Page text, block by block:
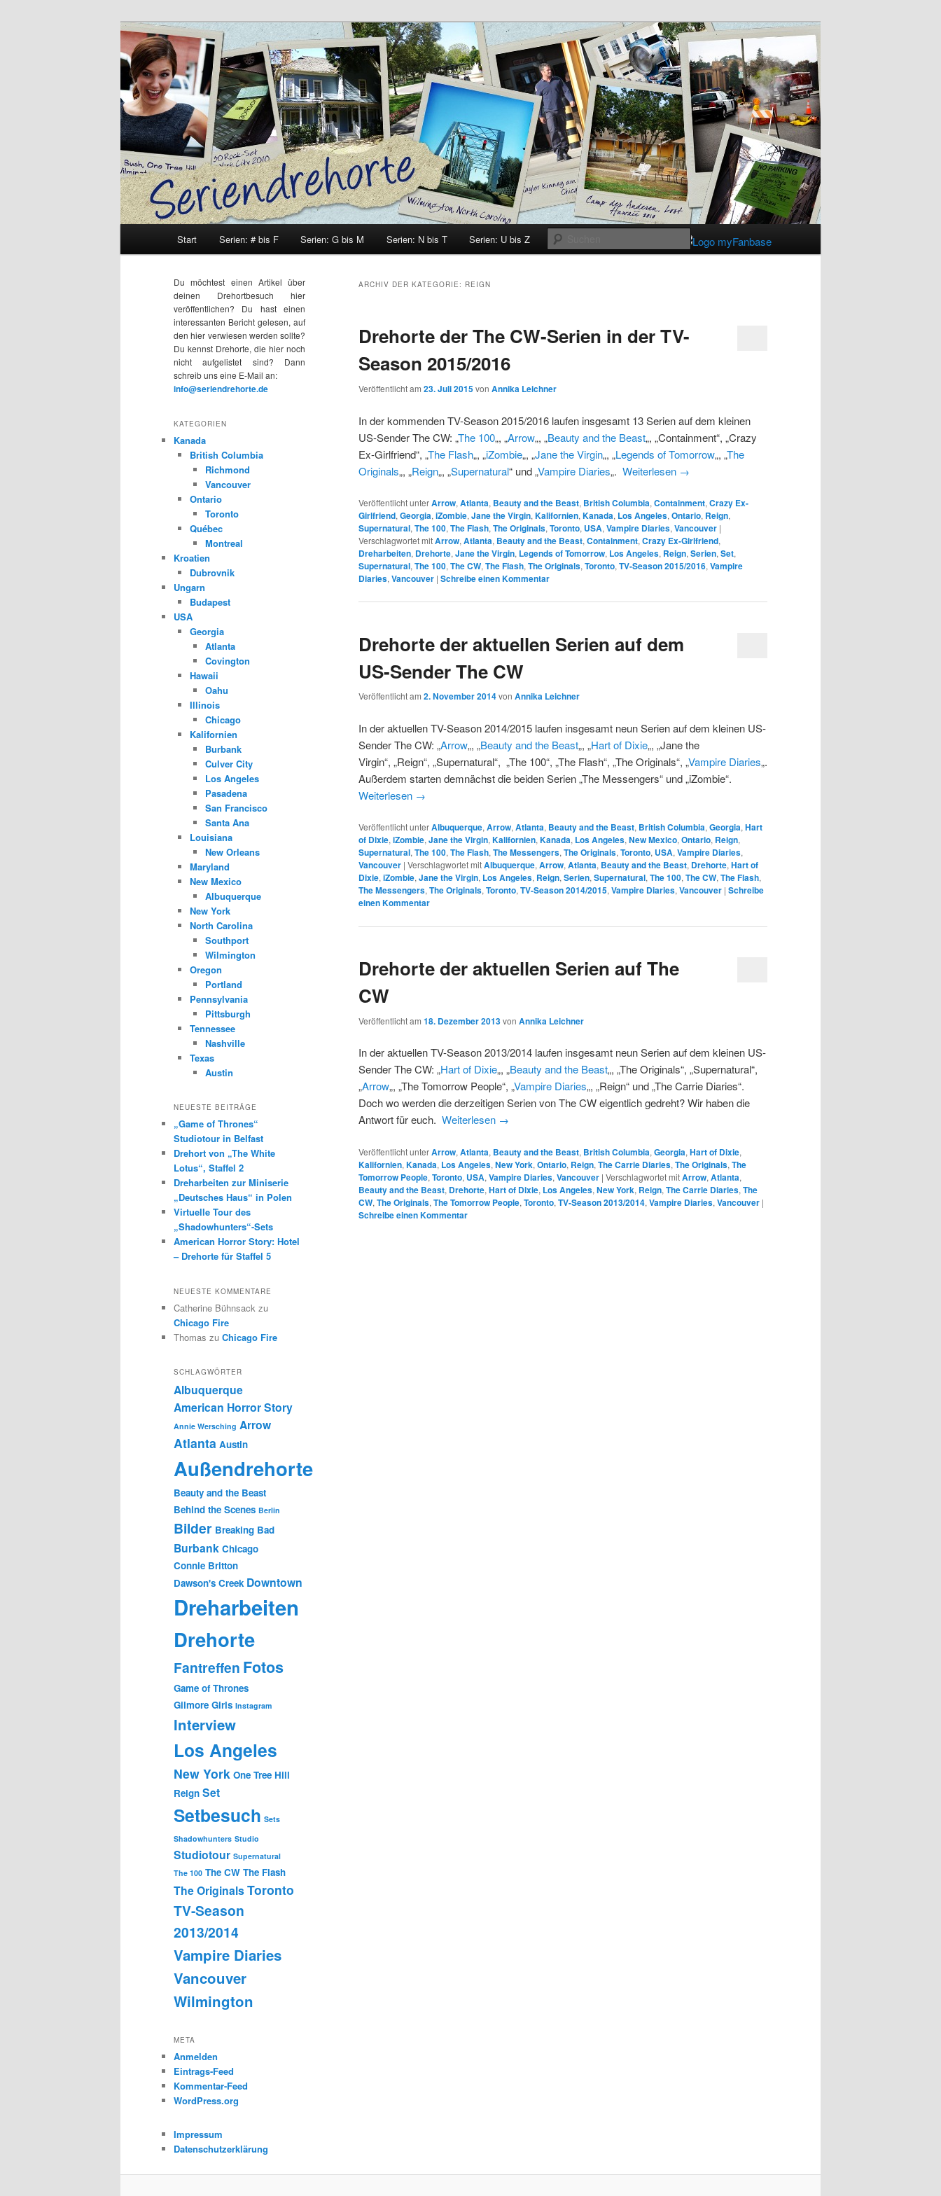
Seriendrehorte
Suchen
Start Serien: # bis F Serien: G bis M Serien: N bis T Serien: U bis Z
ARCHIV DER KATEGORIE: REIGN
Drehorte der The CW-Serien in der TV-
Season 2015/2016
Veröffentlicht am 23. Juli 2015von Annika Leichner
In der kommenden TV-Season 2015/2016 laufen insgesamt 13 Serien auf dem kleinen
US-Sender The CW: „The 100„, „Arrow„, „Beauty and the Beast„, „Containment“, „Crazy
Ex-Girlfriend“, „The Flash„, „iZombie„, „Jane the Virgin„, „Legends of Tomorrow„, „The
Originals„, „Reign„, „Supernatural“ und „Vampire Diaries„. Weiterlesen →
Veröffentlicht unterArrow, Atlanta, Beauty and the Beast, British Columbia, Containment, Crazy Ex-
Girlfriend, Georgia, iZombie, Jane the Virgin, Kalifornien, Kanada, Los Angeles, Ontario, Reign,
Supernatural, The 100, The Flash, The Originals, Toronto, USA, Vampire Diaries, Vancouver |
Verschlagwortet mitArrow, Atlanta, Beauty and the Beast, Containment, Crazy Ex-Girlfriend,
Dreharbeiten, Drehorte, Jane the Virgin, Legends of Tomorrow, Los Angeles, Reign, Serien, Set,
Supernatural, The 100, The CW, The Flash, The Originals, Toronto, TV-Season 2015/2016, Vampire
Diaries, Vancouver | Schreibe einen Kommentar
Drehorte der aktuellen Serien auf dem
US-Sender The CW
Veröffentlicht am 2. November 2014von Annika Leichner
In der aktuellen TV-Season 2014/2015 laufen insgesamt neun Serien auf dem kleinen US-
Sender The CW: „Arrow„, „Beauty and the Beast„, „Hart of Dixie„, „Jane the
Virgin“, „Reign“, „Supernatural“, „The 100“, „The Flash“, „The Originals“, „Vampire Diaries„.
Außerdem starten demnächst die beiden Serien „The Messengers“ und „iZombie“.
Weiterlesen →
Veröffentlicht unterAlbuquerque, Arrow, Atlanta, Beauty and the Beast, British Columbia, Georgia, Hart
of Dixie, iZombie, Jane the Virgin, Kalifornien, Kanada, Los Angeles, New Mexico, Ontario, Reign,
Supernatural, The 100, The Flash, The Messengers, The Originals, Toronto, USA, Vampire Diaries,
Vancouver | Verschlagwortet mitAlbuquerque, Arrow, Atlanta, Beauty and the Beast, Drehorte, Hart of
Dixie, iZombie, Jane the Virgin, Los Angeles, Reign, Serien, Supernatural, The 100, The CW, The Flash,
The Messengers, The Originals, Toronto, TV-Season 2014/2015, Vampire Diaries, Vancouver | Schreibe
einen Kommentar
Drehorte der aktuellen Serien auf The
CW
Veröffentlicht am 18. Dezember 2013von Annika Leichner
In der aktuellen TV-Season 2013/2014 laufen insgesamt neun Serien auf dem kleinen US-
Sender The CW: „Hart of Dixie„, „Beauty and the Beast„, „The Originals“, „Supernatural“,
„Arrow„, „The Tomorrow People“, „Vampire Diaries„, „Reign“ und „The Carrie Diaries“.
Doch wo werden die derzeitigen Serien von The CW eigentlich gedreht? Wir haben die
Antwort für euch. Weiterlesen →
Veröffentlicht unterArrow, Atlanta, Beauty and the Beast, British Columbia, Georgia, Hart of Dixie,
Kalifornien, Kanada, Los Angeles, New York, Ontario, Reign, The Carrie Diaries, The Originals, The
Tomorrow People, Toronto, USA, Vampire Diaries, Vancouver | Verschlagwortet mitArrow, Atlanta,
Beauty and the Beast, Drehorte, Hart of Dixie, Los Angeles, New York, Reign, The Carrie Diaries, The
CW, The Originals, The Tomorrow People, Toronto, TV-Season 2013/2014, Vampire Diaries, Vancouver |
Schreibe einen Kommentar
Du möchtest einen Artikel über
deinen Drehortbesuch hier
veröffentlichen? Du hast einen
interessanten Bericht gelesen, auf
den hier verwiesen werden sollte?
Du kennst Drehorte, die hier noch
nicht aufgelistet sind? Dann
schreib uns eine E-Mail an:
info@seriendrehorte.de
KATEGORIEN
Kanada
British Columbia
Richmond
Vancouver
Ontario
Toronto
Québec
Montreal
Kroatien
Dubrovnik
Ungarn
Budapest
USA
Georgia
Atlanta
Covington
Hawaii
Oahu
Illinois
Chicago
Kalifornien
Burbank
Culver City
Los Angeles
Pasadena
San Francisco
Santa Ana
Louisiana
New Orleans
Maryland
New Mexico
Albuquerque
New York
North Carolina
Southport
Wilmington
Oregon
Portland
Pennsylvania
Pittsburgh
Tennessee
Nashville
Texas
Austin
NEUESTE BEITRÄGE
„Game of Thrones“
Studiotour in Belfast
Drehort von „The White
Lotus“, Staffel 2
Dreharbeiten zur Miniserie
„Deutsches Haus“ in Polen
Virtuelle Tour des
„Shadowhunters“-Sets
American Horror Story: Hotel
– Drehorte für Staffel 5
NEUESTE KOMMENTARE
Catherine Bühnsack zu
Chicago Fire
Thomas zu Chicago Fire
SCHLAGWÖRTER
Albuquerque
American Horror Story
Annie Wersching Arrow
Atlanta Austin
Außendrehorte
Beauty and the Beast
Behind the Scenes Berlin
Bilder Breaking Bad
Burbank Chicago
Connie Britton
Dawson's Creek Downtown
Dreharbeiten
Drehorte
Fantreffen Fotos
Game of Thrones
Gilmore Girls Instagram
Interview
Los Angeles
New York One Tree Hill
Reign Set
Setbesuch Sets
Shadowhunters Studio
Studiotour Supernatural
The 100 The CW The Flash
The OriginalsToronto
TV-Season
2013/2014
Vampire Diaries
Vancouver
Wilmington
META
Anmelden
Eintrags-Feed
Kommentar-Feed
WordPress.org
Impressum
Datenschutzerklärung